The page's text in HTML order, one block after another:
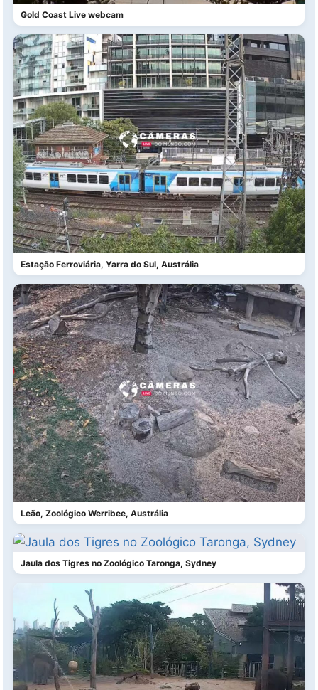
Gold Coast Live webcam
Estação Ferroviária, Yarra do Sul, Austrália
Leão, Zoológico Werribee, Austrália
Jaula dos Tigres no Zoológico Taronga, Sydney